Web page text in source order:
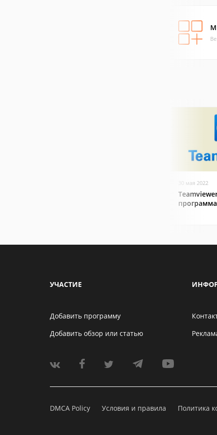
30 мая 2022
программа
УЧАСТИЕ
Добавить программу
Добавить обзор или статью
DMCA Policy Условия и правила Политика